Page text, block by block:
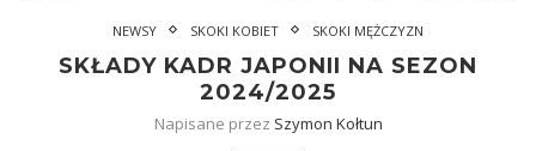
NEWSY SKOKI KOBIET SKOKI MĘŻCZYZN
SKŁADY KADR JAPONII NA SEZON
2024/2025
Napisane przez Szymon Kołtun